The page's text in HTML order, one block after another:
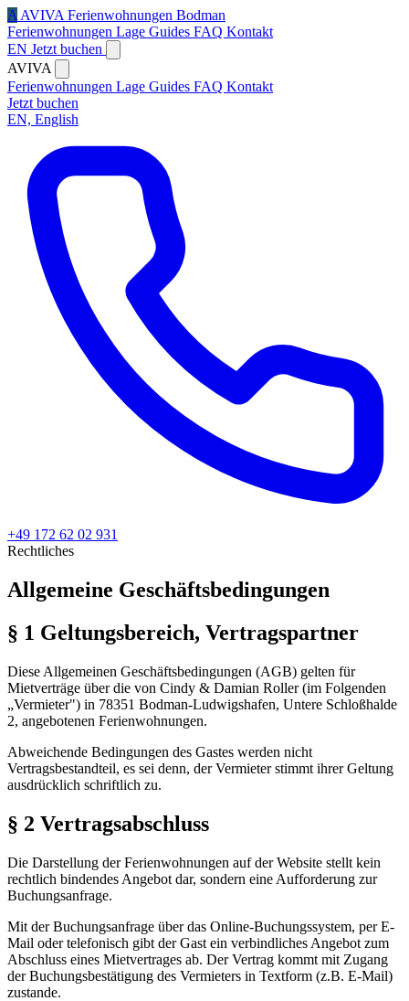
A AVIVA Ferienwohnungen Bodman
Ferienwohnungen Lage Guides FAQ Kontakt
EN Jetzt buchen
AVIVA
Ferienwohnungen Lage Guides FAQ Kontakt
Jetzt buchen
EN, English
+49 172 62 02 931
Rechtliches
Allgemeine Geschäftsbedingungen
§ 1 Geltungsbereich, Vertragspartner
Diese Allgemeinen Geschäftsbedingungen (AGB) gelten für
Mietverträge über die von Cindy & Damian Roller (im Folgenden
„Vermieter") in 78351 Bodman-Ludwigshafen, Untere Schloßhalde
2, angebotenen Ferienwohnungen.
Abweichende Bedingungen des Gastes werden nicht
Vertragsbestandteil, es sei denn, der Vermieter stimmt ihrer Geltung
ausdrücklich schriftlich zu.
§ 2 Vertragsabschluss
Die Darstellung der Ferienwohnungen auf der Website stellt kein
rechtlich bindendes Angebot dar, sondern eine Aufforderung zur
Buchungsanfrage.
Mit der Buchungsanfrage über das Online-Buchungssystem, per E-
Mail oder telefonisch gibt der Gast ein verbindliches Angebot zum
Abschluss eines Mietvertrages ab. Der Vertrag kommt mit Zugang
der Buchungsbestätigung des Vermieters in Textform (z.B. E-Mail)
zustande.